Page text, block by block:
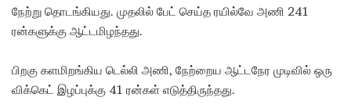
நேற்று தொடங்கியது. முதலில் பேட் செய்த ரயில்வே அணி 241
ரன்களுக்கு ஆட்டமிழந்தது.
பிறகு களமிறங்கிய டெல்லி அணி, நேற்றைய ஆட்டநேர முடிவில் ஒரு
விக்கெட் இழப்புக்கு 41 ரன்கள் எடுத்திருந்தது.